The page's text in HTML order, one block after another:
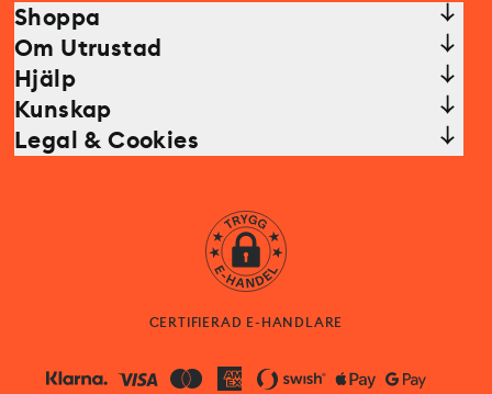
Shoppa
Om Utrustad
Hjälp
Kunskap
Legal & Cookies
CERTIFIERAD E-HANDLARE